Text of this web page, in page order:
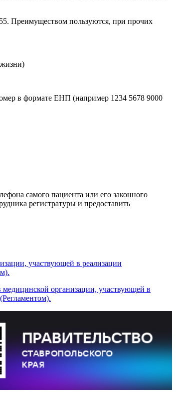
Преимуществом пользуются, при прочих
в формате ЕНП (например 1234 5678 9000
самого пациента или его законного
регистратуры и предоставить
участвующей в реализации
организации, участвующей в